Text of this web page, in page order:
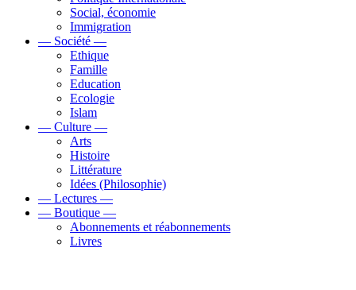
Social, économie
Immigration
— Société —
Ethique
Famille
Education
Ecologie
Islam
— Culture —
Arts
Histoire
Littérature
Idées (Philosophie)
— Lectures —
— Boutique —
Abonnements et réabonnements
Livres